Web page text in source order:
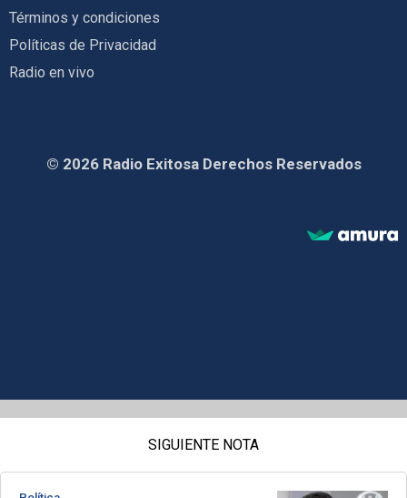
Términos y condiciones
Políticas de Privacidad
Radio en vivo
© 2026 Radio Exitosa Derechos Reservados
SIGUIENTE NOTA